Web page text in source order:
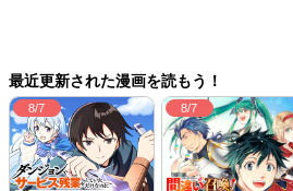
最近更新された漫画を読もう！
8/7 8/7